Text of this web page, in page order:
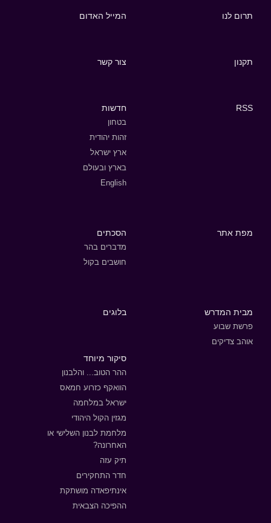
תרום לנו המייל האדום
תקנון צור קשר
RSS חדשות
בטחון
זהות יהודית
ארץ ישראל
בארץ ובעולם
English
מפת אתר הסכתים
מדברים בהר
חושבים בקול
מבית המדרש
פרשת שבוע
אוהב צדיקים
בלוגים
סיקור מיוחד
ההר הטוב... והלבנון
הוואקף כזרוע חמאס
ישראל במלחמה
מגזין הקול היהודי
מלחמת לבנון השלישי או
האחרונה?
תיק עזה
חדר התחקירים
אינתיפאדה מושתקת
ההפיכה הצבאית